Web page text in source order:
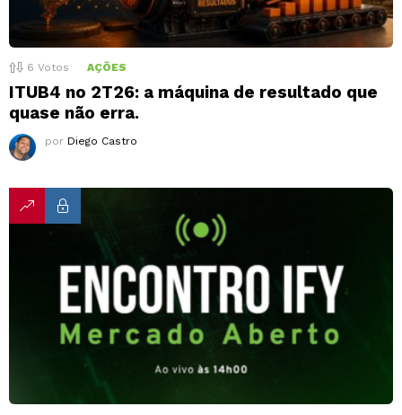
6 Votos AÇÕES
ITUB4 no 2T26: a máquina de resultado que
quase não erra.
por Diego Castro